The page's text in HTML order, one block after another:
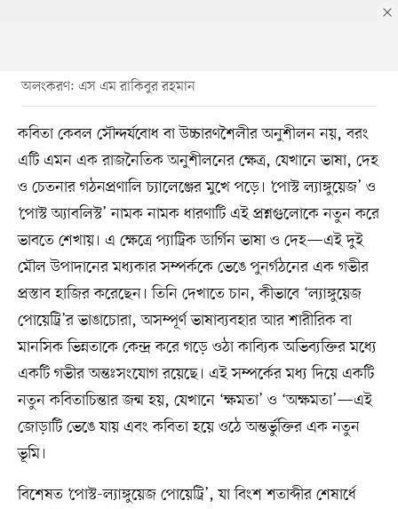
অলংকরণ: এস এম রাকিবুর রহমান
কবিতা কেবল সৌন্দর্যবোধ বা উচ্চারণশৈলীর অনুশীলন নয়, বরং
এটি এমন এক রাজনৈতিক অনুশীলনের ক্ষেত্র, যেখানে ভাষা, দেহ
ও চেতনার গঠনপ্রণালি চ্যালেঞ্জের মুখে পড়ে। ‘পোস্ট ল্যাঙ্গুয়েজ’ ও
‘পোস্ট অ্যাবলিস্ট’ নামক নামক ধারণাটি এই প্রশ্নগুলোকে নতুন করে
ভাবতে শেখায়। এ ক্ষেত্রে প্যাট্রিক ডার্গিন ভাষা ও দেহ—এই দুই
মৌল উপাদানের মধ্যকার সম্পর্ককে ভেঙে পুনর্গঠনের এক গভীর
প্রস্তাব হাজির করেছেন। তিনি দেখাতে চান, কীভাবে ‘ল্যাঙ্গুয়েজ
পোয়েট্রি’র ভাঙাচোরা, অসম্পূর্ণ ভাষাব্যবহার আর শারীরিক বা
মানসিক ভিন্নতাকে কেন্দ্র করে গড়ে ওঠা কাব্যিক অভিব্যক্তির মধ্যে
একটি গভীর অন্তঃসংযোগ রয়েছে। এই সম্পর্কের মধ্য দিয়ে একটি
নতুন কবিতাচিন্তার জন্ম হয়, যেখানে ‘ক্ষমতা’ ও ‘অক্ষমতা’—এই
জোড়াটি ভেঙে যায় এবং কবিতা হয়ে ওঠে অন্তর্ভুক্তির এক নতুন
ভূমি।
বিশেষত ‘পোস্ট-ল্যাঙ্গুয়েজ পোয়েট্রি’, যা বিংশ শতাব্দীর শেষার্ধে